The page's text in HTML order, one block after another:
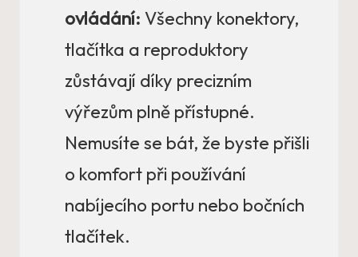
ovládání: Všechny konektory,
tlačítka a reproduktory
zůstávají díky precizním
výřezům plně přístupné.
Nemusíte se bát, že byste přišli
o komfort při používání
nabíjecího portu nebo bočních
tlačítek.